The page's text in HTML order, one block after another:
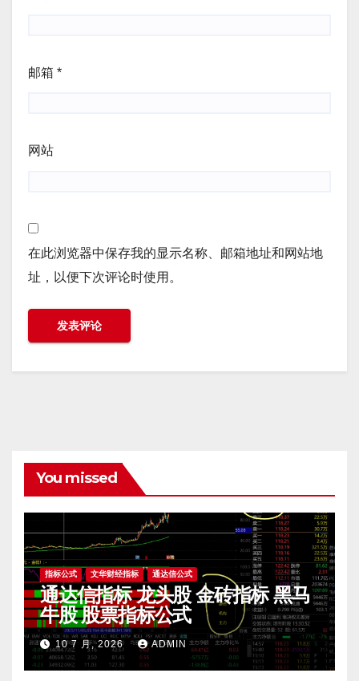
邮箱 *
网站
在此浏览器中保存我的显示名称、邮箱地址和网站地
址，以便下次评论时使用。
You missed
指标公式 文华财经指标 通达信公式
通达信指标 龙头股 金砖指标 黑马
牛股 股票指标公式
10 7 月, 2026 ADMIN